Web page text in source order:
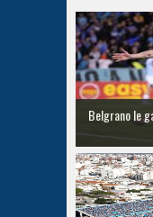
Belgrano le